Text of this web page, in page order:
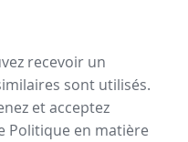
recevoir un
sont utilisés.
et acceptez
Politique en matière